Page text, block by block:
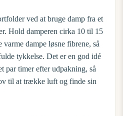
ved at bruge damp fra et
Hold damperen cirka 10 til 15
dampe løsne fibrene, så
tykkelse. Det er en god idé
par timer efter udpakning, så
til at trække luft og finde sin